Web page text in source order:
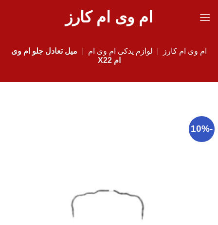
ام وی ام کارز
ام وی ام کارز لوازم یدکی ام وی ام
میل تعادل جلو ام وی
ام X22
-10%